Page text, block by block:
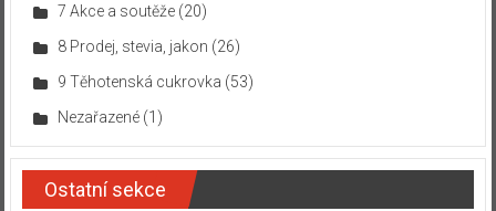
7 Akce a soutěže(20)
8 Prodej, stevia, jakon (26)
9 Těhotenská cukrovka (53)
Nezařazené(1)
Ostatní sekce